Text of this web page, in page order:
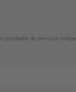
prestador de servicios